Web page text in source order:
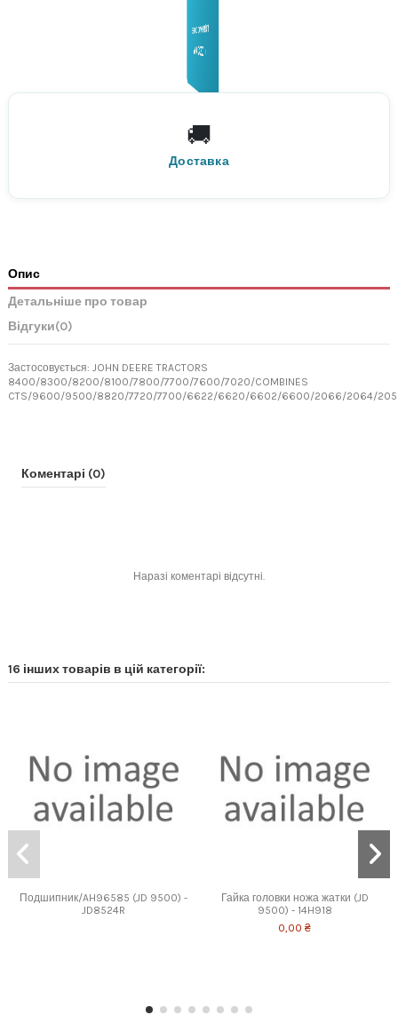
📞
Консультація
Передзвонимо й допоможемо підібрати
📞 +380 67 879 70 00
🚚
Доставка
По всій Україні
Нова Пошта
Опис
Детальніше про товар
Відгуки(0)
Застосовується: JOHN DEERE TRACTORS
8400/8300/8200/8100/7800/7700/7600/7020/COMBINES
CTS/9600/9500/8820/7720/7700/6622/6620/6602/6600/2066/2064/
Коментарі (0)
Наразі коментарі відсутні.
16 інших товарів в цій категорії:
Подшипник/AH96585 (JD 9500) -
JD8524R
Гайка головки ножа жатки (JD
9500) - 14H918
0,00 ₴